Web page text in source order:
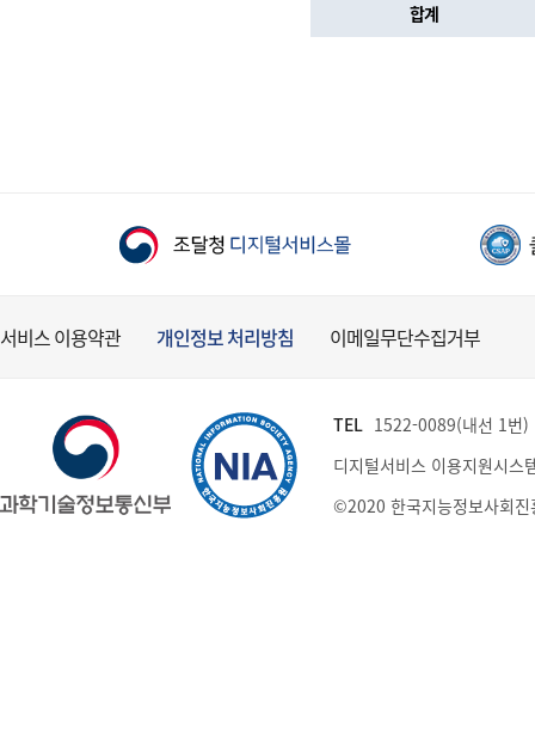
합계
서비스 이용약관 개인정보 처리방침 이메일무단수집거부
TEL 1522-0089(내선 1번
디지털서비스 이용지원시스
©2020 한국지능정보사회진